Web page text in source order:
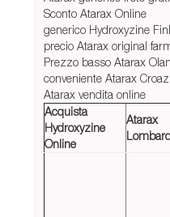
Sconto Atarax Online
generico Hydroxyzine
precio Atarax original
Prezzo basso Atarax
conveniente Atarax
Atarax vendita online
Acquista
Hydroxyzine
Online
Atarax